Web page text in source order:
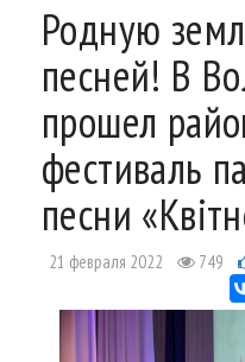
Родную
песней! В
прошел
фестиваль
песни
21 февраля 2022 749